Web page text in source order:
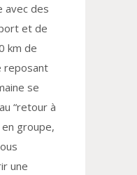
avec des
et de
km de
reposant
se
“retour à
groupe,
une